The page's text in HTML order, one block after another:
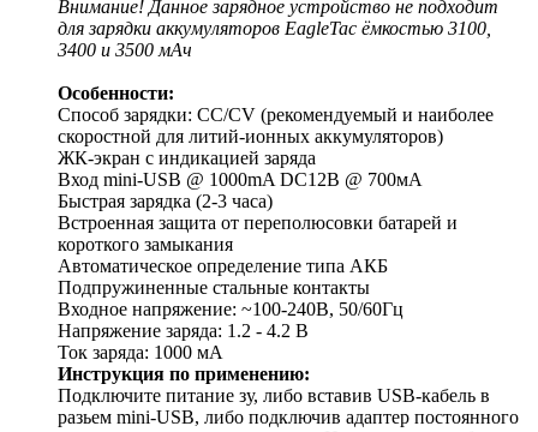
Внимание! Данное зарядное устройство не подходит
для зарядки аккумуляторов EagleTac ёмкостью 3100,
3400 и 3500 мАч
Особенности:
Способ зарядки: CC/CV (рекомендуемый и наиболее
скоростной для литий-ионных аккумуляторов)
ЖК-экран с индикацией заряда
Вход mini-USB @ 1000mA DC12В @ 700мА
Быстрая зарядка (2-3 часа)
Встроенная защита от переполюсовки батарей и
короткого замыкания
Автоматическое определение типа АКБ
Подпружиненные стальные контакты
Входное напряжение: ~100-240В, 50/60Гц
Напряжение заряда: 1.2 - 4.2 В
Ток заряда: 1000 мА
Инструкция по применению:
Подключите питание зу, либо вставив USB-кабель в
разьем mini-USB, либо подключив адаптер постоянного